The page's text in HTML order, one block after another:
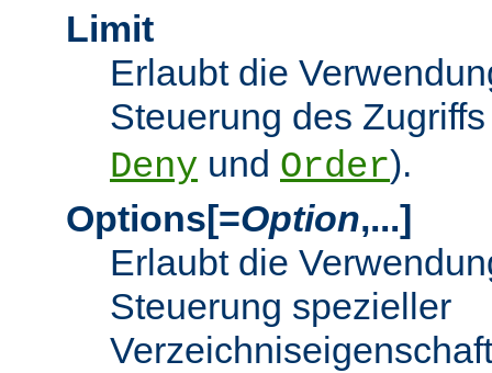
Limit
Erlaubt die
Steuerung des
Deny und Order).
Options[=Option,...]
Erlaubt die
Steuerung spezieller